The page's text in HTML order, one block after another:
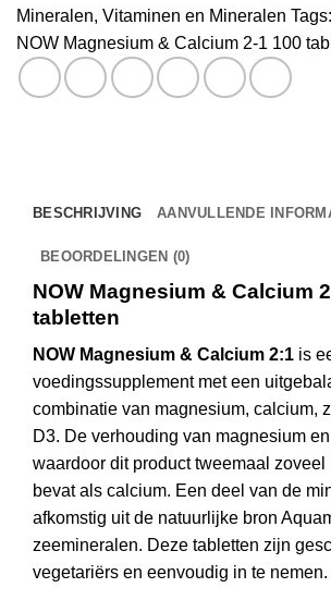
Mineralen, Vitaminen en Mineralen Tags:
NOW Magnesium & Calcium 2-1 100
BESCHRIJVING AANVULLENDE
BEOORDELINGEN (0)
NOW Magnesium & Calcium
tabletten
NOW Magnesium & Calcium 2:1 is
voedingssupplement met een
combinatie van magnesium, calcium,
D3. De verhouding van magnesium
waardoor dit product tweemaal zoveel
bevat als calcium. Een deel van de
afkomstig uit de natuurlijke bron
zeemineralen. Deze tabletten zijn
vegetariërs en eenvoudig in te nemen.